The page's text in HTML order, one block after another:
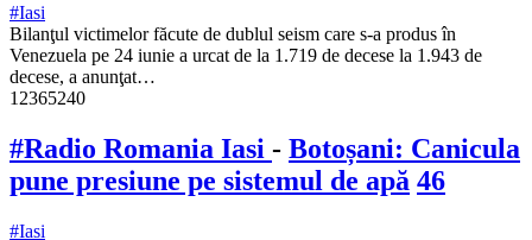
#Iasi
Bilanţul victimelor făcute de dublul seism care s-a produs în
Venezuela pe 24 iunie a urcat de la 1.719 de decese la 1.943 de
decese, a anunţat…
12365240
#Radio Romania Iasi - Botoșani: Canicula
pune presiune pe sistemul de apă 46
#Iasi